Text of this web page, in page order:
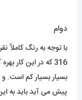
دوام
با توجه به رنگ
316 که در این کار
بسیار بسیار کم است.